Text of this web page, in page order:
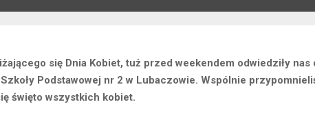
się Dnia Kobiet, tuż przed weekendem odwiedziły
Podstawowej nr 2 w Lubaczowie. Wspólnie
święto wszystkich kobiet.